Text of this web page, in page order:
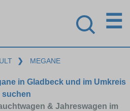
☰
❯ MEGANE
in Gladbeck und im Umkreis
suchen
& Jahreswagen im